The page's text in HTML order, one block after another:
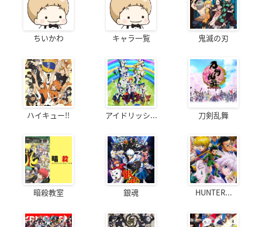
ちいかわ キャラ一覧 鬼滅の刃
ハイキュー!! アイドリッシ... 刀剣乱舞
暗殺教室 銀魂 HUNTER...